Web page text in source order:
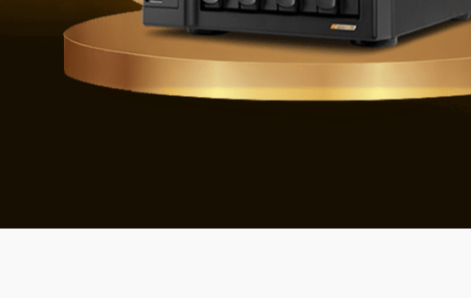
Obrana